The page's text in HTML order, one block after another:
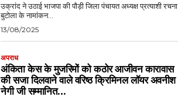
उक्रांद ने उठाई भाजपा की पौड़ी जिला पंचायत अध्यक्ष प्रत्याशी रचना
बुटोला के नामांकन...
13/08/2025
अपराध
अंकिता केस के मुजरिमों को कठोर आजीवन कारावास
की सजा दिलवाने वाले वरिष्ठ क्रिमिनल लॉयर अवनीश
नेगी जी सम्मानित…